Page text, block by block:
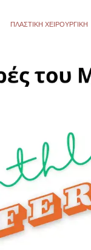
ΠΛΑΣΤΙΚΉ ΧΕΙΡΟΥΡΓΙΚΉ